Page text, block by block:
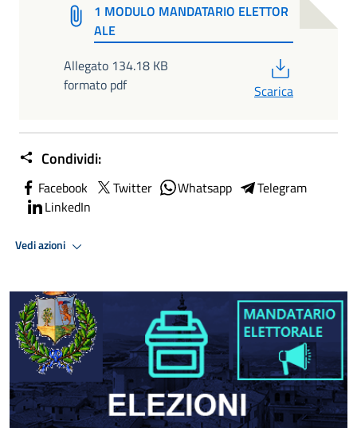
1 MODULO MANDATARIO ELETTOR
ALE
Allegato 134.18 KB
formato pdf
Scarica
Condividi:
Facebook Twitter Whatsapp
Telegram
LinkedIn
Vedi azioni